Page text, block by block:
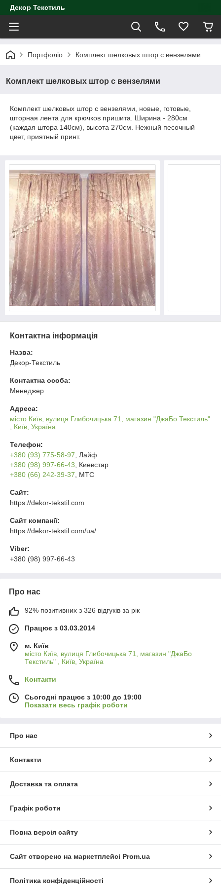
Декор Текстиль
Портфоліо Комплект шелковых штор с вензелями
Комплект шелковых штор с вензелями
Комплект шелковых штор с вензелями, новые, готовые,
шторная лента для крючков пришита. Ширина - 280см
(каждая штора 140см), высота 270см. Нежный песочный
цвет, приятный принт.
Контактна інформація
Назва:
Декор-Текстиль
Контактна особа:
Менеджер
Адреса:
місто Київ, вулиця Глибочицька 71, магазин "ДжаБо Текстиль"
, Київ, Україна
Телефон:
+380 (93) 775-58-97 , Лайф
+380 (98) 997-66-43 , Киевстар
+380 (66) 242-39-37 , МТС
Сайт:
https://dekor-tekstil.com
Сайт компанії:
https://dekor-tekstil.com/ua/
Viber:
+380 (98) 997-66-43
Про нас
92% позитивних з 326 відгуків за рік
Працює з 03.03.2014
м. Київ
місто Київ, вулиця Глибочицька 71, магазин "ДжаБо
Текстиль" , Київ, Україна
Контакти
Сьогодні працює з 10:00 до 19:00
Показати весь графік роботи
Про нас
Контакти
Доставка та оплата
Графік роботи
Повна версія сайту
Сайт створено на маркетплейсі Prom.ua
Політика конфіденційності